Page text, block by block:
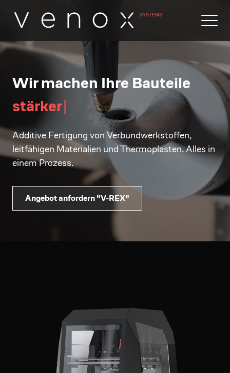
Wir machen Ihre Bauteile
stärker|
Additive Fertigung von Verbundwerkstoffen,
leitfähigen Materialien und Thermoplasten. Alles in
einem Prozess.
Angebot anfordern "V-REX"